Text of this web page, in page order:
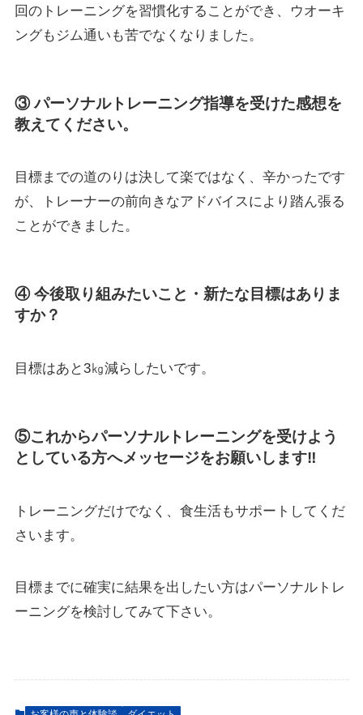
回のトレーニングを習慣化することができ、ウオーキ
ングもジム通いも苦でなくなりました。
③ パーソナルトレーニング指導を受けた感想を
教えてください。
目標までの道のりは決して楽ではなく、辛かったです
が、トレーナーの前向きなアドバイスにより踏ん張る
ことができました。
④ 今後取り組みたいこと・新たな目標はありま
すか？
目標はあと3㎏減らしたいです。
⑤これからパーソナルトレーニングを受けよう
としている方へメッセージをお願いします‼
トレーニングだけでなく、食生活もサポートしてくだ
さいます。
目標までに確実に結果を出したい方はパーソナルトレ
ーニングを検討してみて下さい。